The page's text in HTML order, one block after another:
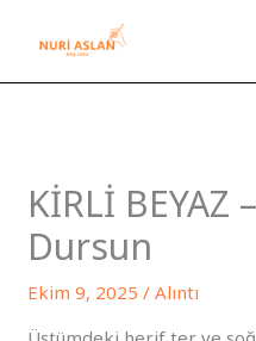
KİRLİ BEYAZ
Dursun
Ekim 9, 2025/Alıntı